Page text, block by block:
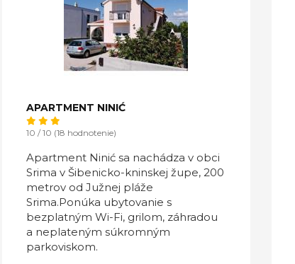
APARTMENT NINIĆ
10 / 10 (18 hodnotenie)
Apartment Ninić sa nachádza v obci
Srima v Šibenicko-kninskej župe, 200
metrov od Južnej pláže
Srima.Ponúka ubytovanie s
bezplatným Wi-Fi, grilom, záhradou
a neplateným súkromným
parkoviskom.